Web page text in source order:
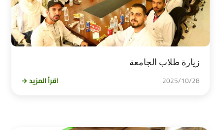
زيارة طلاب الجامعة
2025/10/28 اقرأ المزيد →